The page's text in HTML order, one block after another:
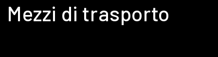
Mezzi di trasporto